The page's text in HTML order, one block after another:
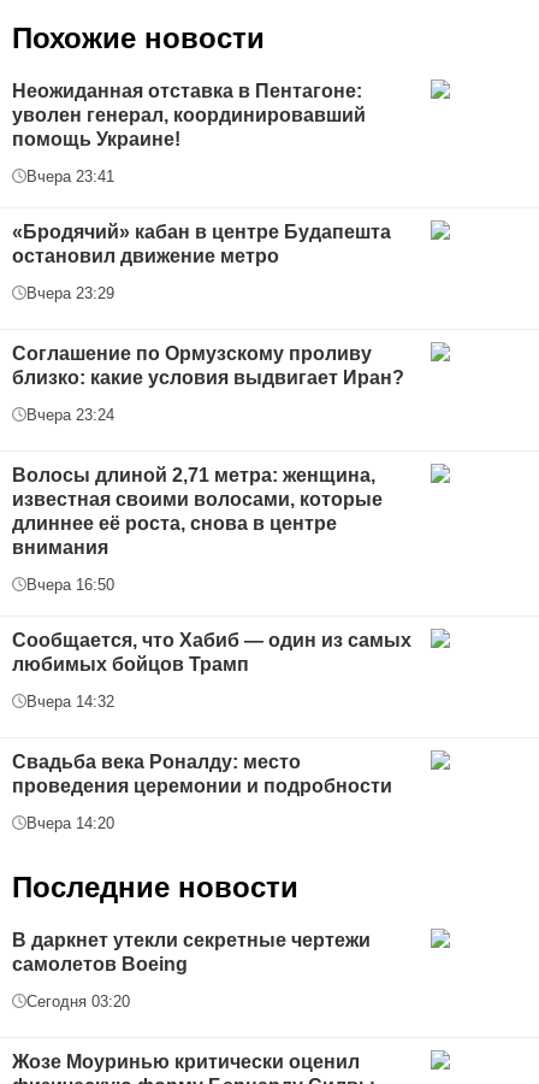
Похожие новости
Неожиданная отставка в Пентагоне:
уволен генерал, координировавший
помощь Украине!
Вчера 23:41
«Бродячий» кабан в центре Будапешта
остановил движение метро
Вчера 23:29
Соглашение по Ормузскому проливу
близко: какие условия выдвигает Иран?
Вчера 23:24
Волосы длиной 2,71 метра: женщина,
известная своими волосами, которые
длиннее её роста, снова в центре
внимания
Вчера 16:50
Сообщается, что Хабиб — один из самых
любимых бойцов Трамп
Вчера 14:32
Свадьба века Роналду: место
проведения церемонии и подробности
Вчера 14:20
Последние новости
В даркнет утекли секретные чертежи
самолетов Boeing
Сегодня 03:20
Жозе Моуринью критически оценил